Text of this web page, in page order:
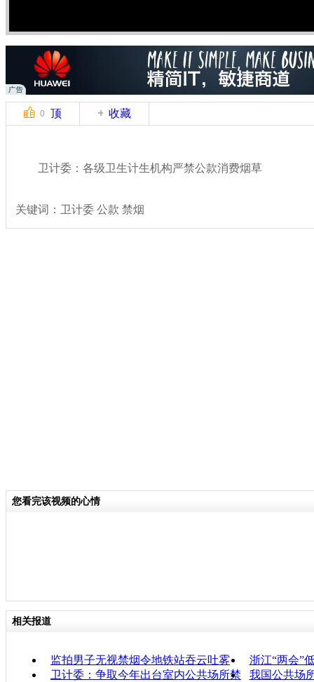
0 顶 收藏
卫计委：各级卫生计生机构严禁公款消费烟草
关键词：卫计委 公款 禁烟
您看完该视频的心情
相关报道
监拍男子无视禁烟令地铁站吞云吐雾
浙江“两会”
卫计委：争取今年出台室内公共场所禁
我国公共场